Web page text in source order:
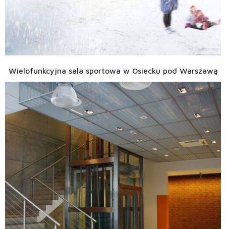
Wielofunkcyjna sala sportowa w Osiecku pod Warszawą